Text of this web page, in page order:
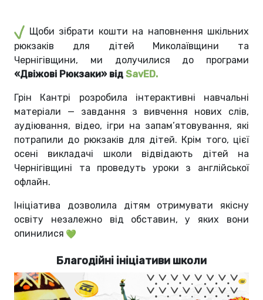
Щоби зібрати кошти на наповнення шкільних
рюкзаків для дітей Миколаївщини та
Чернігівщини, ми долучилися до програми
«Двіжові Рюкзаки» від SavED.
Грін Кантрі розробила інтерактивні навчальні
матеріали — завдання з вивчення нових слів,
аудіювання, відео, ігри на запам’ятовування, які
потрапили до рюкзаків для дітей. Крім того, цієї
осені викладачі школи відвідають дітей на
Чернігівщині та проведуть уроки з англійської
офлайн.
Ініціатива дозволила дітям отримувати якісну
освіту незалежно від обставин, у яких вони
опинилися
Благодійні ініціативи школи